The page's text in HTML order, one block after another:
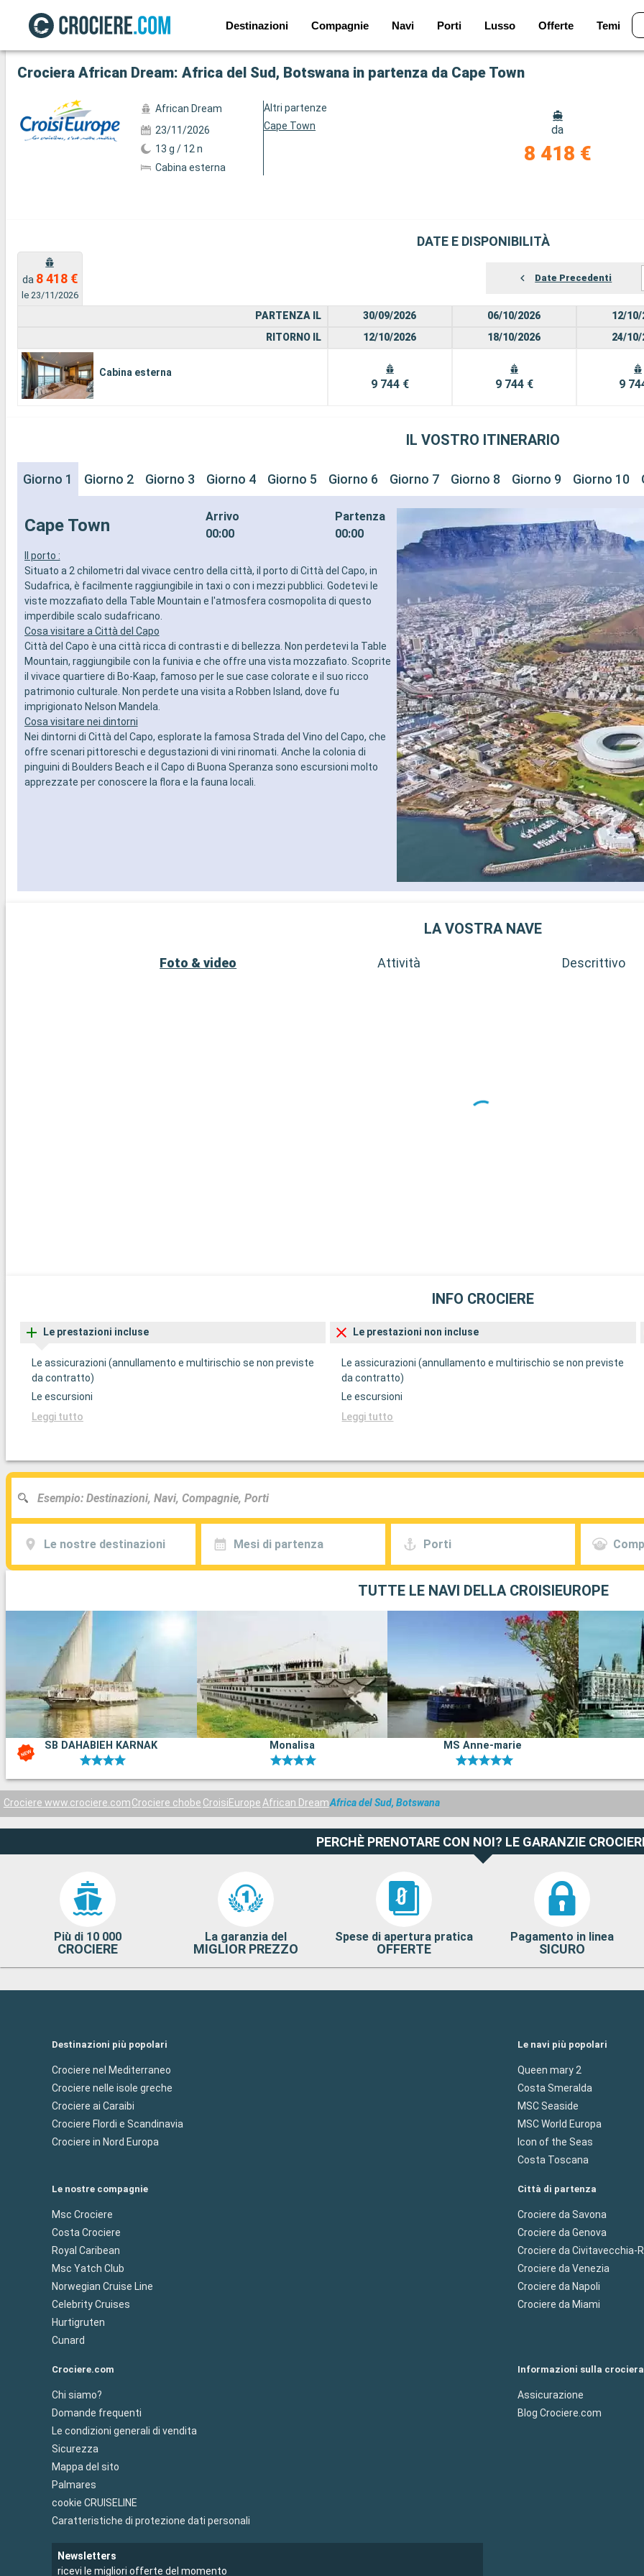
Destinazioni Compagnie Navi Porti Lusso Offerte Temi
Mostra le altre 36 foto
Crociera African Dream: Africa del Sud, Botswana in partenza da Cape Town
African Dream
23/11/2026
13 g / 12 n
Cabina esterna
Altri partenze
Cape Town
da
8 418 €
DATE E DISPONIBILITÀ
da 8 418 €
le 23/11/2026
Date Precedenti
PARTENZA IL
RITORNO IL
Cabina esterna
30/09/2026
12/10/2026
9 744 €
06/10/2026
18/10/2026
9 744 €
12/10/
24/10/
9
IL VOSTRO ITINERARIO
Giorno 1 Giorno 2 Giorno 3 Giorno 4 Giorno 5 Giorno 6 Giorno 7 Giorno 8 Giorno 9 Giorno 10
Cape Town
Arrivo
00:00
Partenza
00:00
Il porto :
Situato a 2 chilometri dal vivace centro della città, il porto di Città del Capo, in
Sudafrica, è facilmente raggiungibile in taxi o con i mezzi pubblici. Godetevi le
viste mozzafiato della Table Mountain e l'atmosfera cosmopolita di questo
imperdibile scalo sudafricano.
Cosa visitare a Città del Capo
Città del Capo è una città ricca di contrasti e di bellezza. Non perdetevi la Table
Mountain, raggiungibile con la funivia e che offre una vista mozzafiato. Scoprite
il vivace quartiere di Bo-Kaap, famoso per le sue case colorate e il suo ricco
patrimonio culturale. Non perdete una visita a Robben Island, dove fu
imprigionato Nelson Mandela.
Cosa visitare nei dintorni
Nei dintorni di Città del Capo, esplorate la famosa Strada del Vino del Capo, che
offre scenari pittoreschi e degustazioni di vini rinomati. Anche la colonia di
pinguini di Boulders Beach e il Capo di Buona Speranza sono escursioni molto
apprezzate per conoscere la flora e la fauna locali.
LA VOSTRA NAVE
Foto & video Attività Descrittivo
INFO CROCIERE
Le prestazioni incluse
Le assicurazioni (annullamento e multirischio se non previste
da contratto)
Le escursioni
Leggi tutto
Le prestazioni non incluse
Le assicurazioni (annullamento e multirischio se non previste
da contratto)
Le escursioni
Leggi tutto
Le nostre destinazioni Mesi di partenza Porti
TUTTE LE NAVI DELLA CROISIEUROPE
SB DAHABIEH KARNAK Monalisa MS Anne-marie
Crociere www.crociere.comCrociere chobe CroisiEurope African DreamAfrica del Sud, Botswana
PERCHÈ PRENOTARE CON NOI? LE GARANZIE
Più di 10 000
CROCIERE
La garanzia del
MIGLIOR PREZZO
Spese di apertura pratica
OFFERTE
Pagamento in linea
SICURO
Destinazioni più popolari
Crociere nel Mediterraneo
Crociere nelle isole greche
Crociere ai Caraibi
Crociere Flordi e Scandinavia
Crociere in Nord Europa
Le navi più popolari
Queen mary 2
Costa Smeralda
MSC Seaside
MSC World Europa
Icon of the Seas
Costa Toscana
Le nostre compagnie
Msc Crociere
Costa Crociere
Royal Caribean
Msc Yatch Club
Norwegian Cruise Line
Celebrity Cruises
Hurtigruten
Cunard
Città di partenza
Crociere da Savona
Crociere da Genova
Crociere da Civitavecchia-
Crociere da Venezia
Crociere da Napoli
Crociere da Miami
Crociere.com
Chi siamo?
Domande frequenti
Le condizioni generali di vendita
Sicurezza
Mappa del sito
Palmares
cookie CRUISELINE
Caratteristiche di protezione dati personali
Informazioni sulla crociera
Assicurazione
Blog Crociere.com
Newsletters
ricevi le migliori offerte del momento